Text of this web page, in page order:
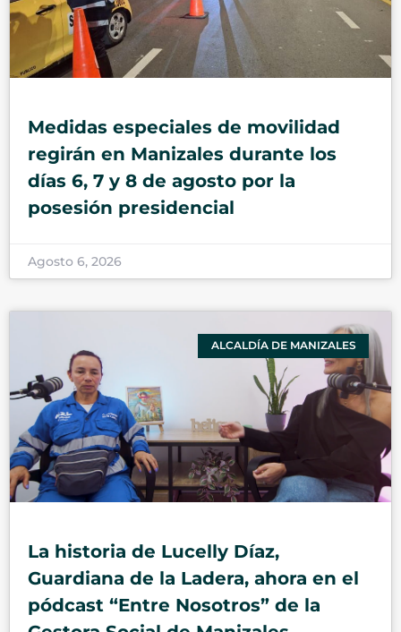
Medidas especiales de movilidad
regirán en Manizales durante los
días 6, 7 y 8 de agosto por la
posesión presidencial
Agosto 6, 2026
ALCALDÍA DE MANIZALES
La historia de Lucelly Díaz,
Guardiana de la Ladera, ahora en el
pódcast “Entre Nosotros” de la